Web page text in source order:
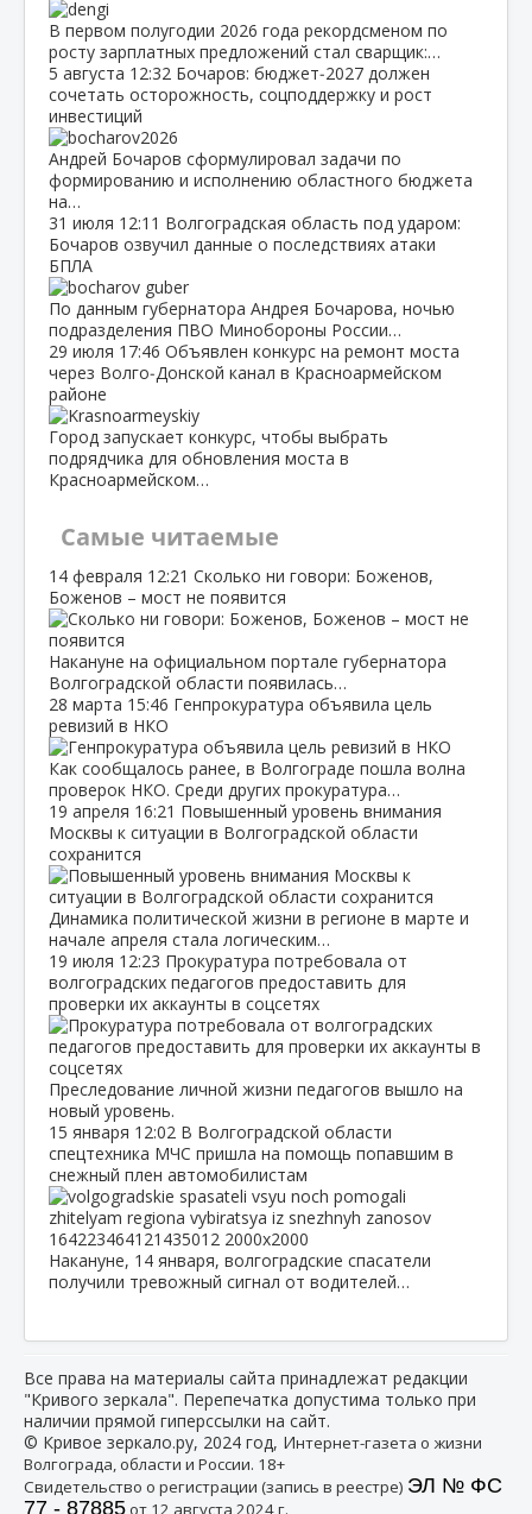
В первом полугодии 2026 года рекордсменом по
росту зарплатных предложений стал сварщик:…
5 августа 12:32 Бочаров: бюджет‑2027 должен
сочетать осторожность, соцподдержку и рост
инвестиций
Андрей Бочаров сформулировал задачи по
формированию и исполнению областного бюджета
на…
31 июля 12:11 Волгоградская область под ударом:
Бочаров озвучил данные о последствиях атаки
БПЛА
По данным губернатора Андрея Бочарова, ночью
подразделения ПВО Минобороны России…
29 июля 17:46 Объявлен конкурс на ремонт моста
через Волго‑Донской канал в Красноармейском
районе
Город запускает конкурс, чтобы выбрать
подрядчика для обновления моста в
Красноармейском…
Самые читаемые
14 февраля 12:21 Сколько ни говори: Боженов,
Боженов – мост не появится
Накануне на официальном портале губернатора
Волгоградской области появилась…
28 марта 15:46 Генпрокуратура объявила цель
ревизий в НКО
Как сообщалось ранее, в Волгограде пошла волна
проверок НКО. Среди других прокуратура…
19 апреля 16:21 Повышенный уровень внимания
Москвы к ситуации в Волгоградской области
сохранится
Динамика политической жизни в регионе в марте и
начале апреля стала логическим…
19 июля 12:23 Прокуратура потребовала от
волгоградских педагогов предоставить для
проверки их аккаунты в соцсетях
Преследование личной жизни педагогов вышло на
новый уровень.
15 января 12:02 В Волгоградской области
спецтехника МЧС пришла на помощь попавшим в
снежный плен автомобилистам
Накануне, 14 января, волгоградские спасатели
получили тревожный сигнал от водителей…
Все права на материалы сайта принадлежат редакции
"Кривого зеркала". Перепечатка допустима только при
наличии прямой гиперссылки на сайт.
© Кривое зеркало.ру, 2024 год, Интернет-газета о жизни
Волгограда, области и России. 18+
Свидетельство о регистрации (запись в реестре) ЭЛ № ФС
77 - 87885от 12 августа 2024 г.